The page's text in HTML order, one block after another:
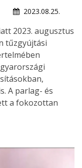
2023.08.25.
2023. augusztus
tűzgyújtási
A parlag- és
a fokozottan